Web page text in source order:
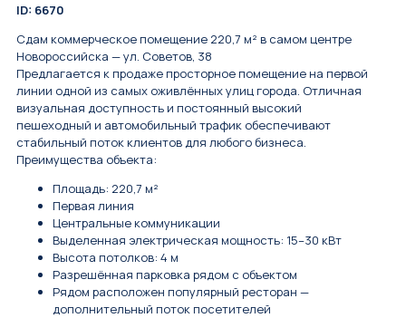
ID: 6670
Сдам коммерческое помещение 220,7 м² в самом центре
Новороссийска — ул. Советов, 38
Предлагается к продаже просторное помещение на первой
линии одной из самых оживлённых улиц города. Отличная
визуальная доступность и постоянный высокий
пешеходный и автомобильный трафик обеспечивают
стабильный поток клиентов для любого бизнеса.
Преимущества объекта:
Площадь: 220,7 м²
Первая линия
Центральные коммуникации
Выделенная электрическая мощность: 15–30 кВт
Высота потолков: 4 м
Разрешённая парковка рядом с объектом
Рядом расположен популярный ресторан —
дополнительный поток посетителей